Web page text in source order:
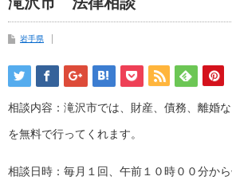
岩手県
相談内容：滝沢市では、財産、債務、離婚
を無料で行ってくれます。
相談日時：毎月１回、午前１０時００分か